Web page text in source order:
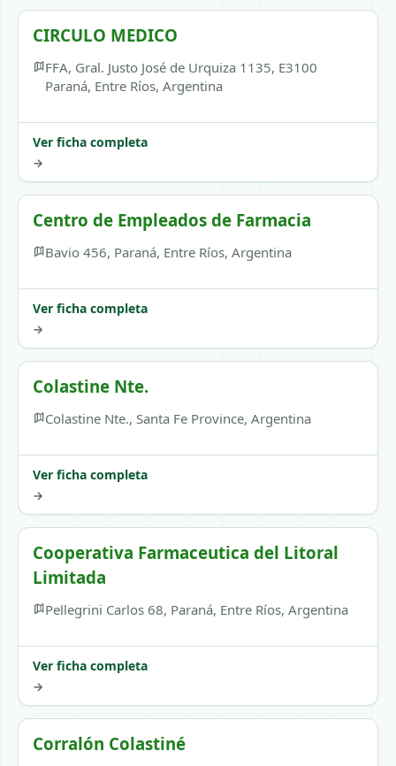
CIRCULO MEDICO
FFA, Gral. Justo José de Urquiza 1135, E3100
Paraná, Entre Ríos, Argentina
Ver ficha completa
→
Centro de Empleados de Farmacia
Bavio 456, Paraná, Entre Ríos, Argentina
Ver ficha completa
→
Colastine Nte.
Colastine Nte., Santa Fe Province, Argentina
Ver ficha completa
→
Cooperativa Farmaceutica del Litoral
Limitada
Pellegrini Carlos 68, Paraná, Entre Ríos, Argentina
Ver ficha completa
→
Corralón Colastiné